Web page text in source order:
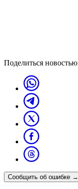
Поделиться новостью
Сообщить об ошибке →